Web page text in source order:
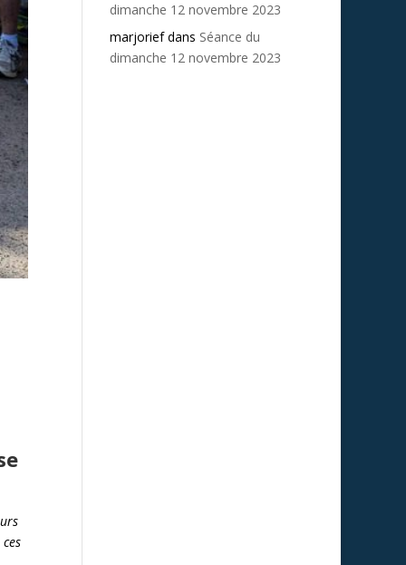
dimanche 12 novembre 2023
marjoriefdans Séance du
dimanche 12 novembre 2023